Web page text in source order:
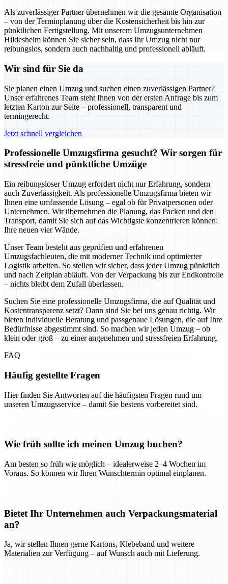
Als zuverlässiger Partner übernehmen wir die gesamte Organisation
– von der Terminplanung über die Kostensicherheit bis hin zur
pünktlichen Fertigstellung. Mit unserem Umzugsunternehmen
Hildesheim können Sie sicher sein, dass Ihr Umzug nicht nur
reibungslos, sondern auch nachhaltig und professionell abläuft.
Wir sind für Sie da
Sie planen einen Umzug und suchen einen zuverlässigen Partner?
Unser erfahrenes Team steht Ihnen von der ersten Anfrage bis zum
letzten Karton zur Seite – professionell, transparent und
termingerecht.
Jetzt schnell vergleichen
Professionelle Umzugsfirma gesucht? Wir sorgen für
stressfreie und pünktliche Umzüge
Ein reibungsloser Umzug erfordert nicht nur Erfahrung, sondern
auch Zuverlässigkeit. Als professionelle Umzugsfirma bieten wir
Ihnen eine umfassende Lösung – egal ob für Privatpersonen oder
Unternehmen. Wir übernehmen die Planung, das Packen und den
Transport, damit Sie sich auf das Wichtigste konzentrieren können:
Ihre neuen vier Wände.
Unser Team besteht aus geprüften und erfahrenen
Umzugsfachleuten, die mit moderner Technik und optimierter
Logistik arbeiten. So stellen wir sicher, dass jeder Umzug pünktlich
und nach Zeitplan abläuft. Von der Verpackung bis zur Endkontrolle
– nichts bleibt dem Zufall überlassen.
Suchen Sie eine professionelle Umzugsfirma, die auf Qualität und
Kostentransparenz setzt? Dann sind Sie bei uns genau richtig. Wir
bieten individuelle Beratung und passgenaue Lösungen, die auf Ihre
Bedürfnisse abgestimmt sind. So machen wir jeden Umzug – ob
klein oder groß – zu einer angenehmen und stressfreien Erfahrung.
FAQ
Häufig gestellte Fragen
Hier finden Sie Antworten auf die häufigsten Fragen rund um
unseren Umzugsservice – damit Sie bestens vorbereitet sind.
Wie früh sollte ich meinen Umzug buchen?
Am besten so früh wie möglich – idealerweise 2–4 Wochen im
Voraus. So können wir Ihren Wunschtermin optimal einplanen.
Bietet Ihr Unternehmen auch Verpackungsmaterial
an?
Ja, wir stellen Ihnen gerne Kartons, Klebeband und weitere
Materialien zur Verfügung – auf Wunsch auch mit Lieferung.